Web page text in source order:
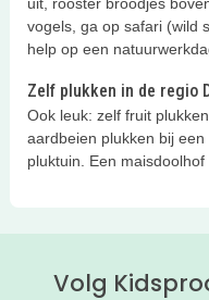
vogels, ga op safari (wild
help op een
Zelf plukken in de regio
Ook leuk: zelf fruit
aardbeien plukken bij
pluktuin. Een
Volg